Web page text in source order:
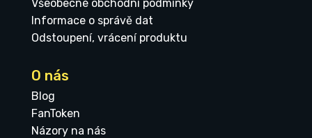
Všeobecné obchodní podmínky
Informace o správě dat
Odstoupení, vrácení produktu
O nás
Blog
FanToken
Názory na nás